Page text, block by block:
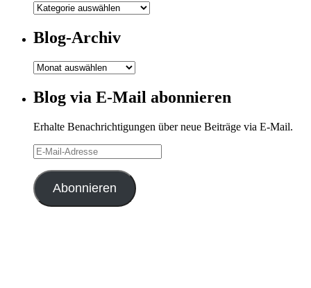
Meine
Blog-Archiv
Blog-
Blog via E-Mail abonnieren
Erhalte Benachrichtigungen über neue Beiträge via E-Mail.
E-
Mail-
Adresse
Abonnieren